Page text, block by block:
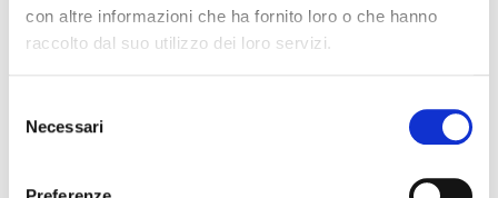
con altre informazioni che ha fornito loro o che hanno
raccolto dal suo utilizzo dei loro servizi.
delNecessari
In questa ricorrenza internazionale,
ci aiuta a diffondere la cultura del dono.